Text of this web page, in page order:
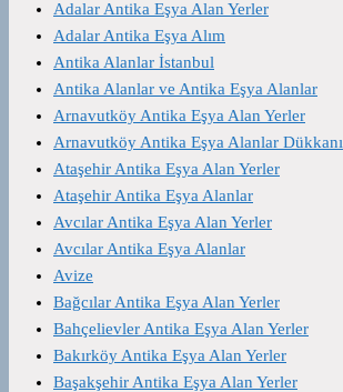
Adalar Antika Eşya Alan Yerler
Adalar Antika Eşya Alım
Antika Alanlar İstanbul
Antika Alanlar ve Antika Eşya Alanlar
Arnavutköy Antika Eşya Alan Yerler
Arnavutköy Antika Eşya Alanlar Dükkanı
Ataşehir Antika Eşya Alan Yerler
Ataşehir Antika Eşya Alanlar
Avcılar Antika Eşya Alan Yerler
Avcılar Antika Eşya Alanlar
Avize
Bağcılar Antika Eşya Alan Yerler
Bahçelievler Antika Eşya Alan Yerler
Bakırköy Antika Eşya Alan Yerler
Başakşehir Antika Eşya Alan Yerler